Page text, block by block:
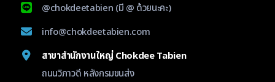
@chokdeetabien (มี @ ด้วยนะคะ)
info@chokdeetabien.com
สาขาสำนักงานใหญ่ Chokdee Tabien
ถนนวิภาวดี หลังกรมขนส่ง